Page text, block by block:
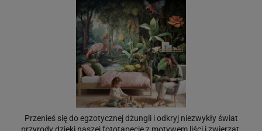
Przenieś się do egzotycznej dżungli i odkryj niezwykły świat
przyrody dzięki naszej fototapecie z motywem liści i zwierząt.